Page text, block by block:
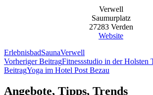
Verwell
Saumurplatz
27283 Verden
Website
ErlebnisbadSaunaVerwell
Beitragsnavigation
Vorheriger BeitragFitnessstudio in der Holsten
BeitragYoga im Hotel Post Bezau
Angebote, Tipps, Trends